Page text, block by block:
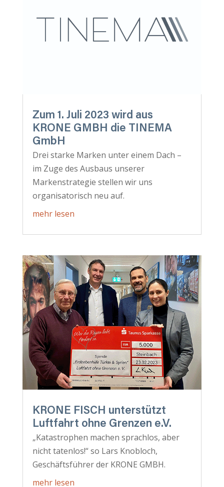
Zum 1. Juli 2023 wird aus
KRONE GMBH die TINEMA
GmbH
Drei starke Marken unter einem Dach –
im Zuge des Ausbaus unserer
Markenstrategie stellen wir uns
organisatorisch neu auf.
mehr lesen
KRONE FISCH unterstützt
Luftfahrt ohne Grenzen e.V.
„Katastrophen machen sprachlos, aber
nicht tatenlos!“ so Lars Knobloch,
Geschäftsführer der KRONE GMBH.
mehr lesen